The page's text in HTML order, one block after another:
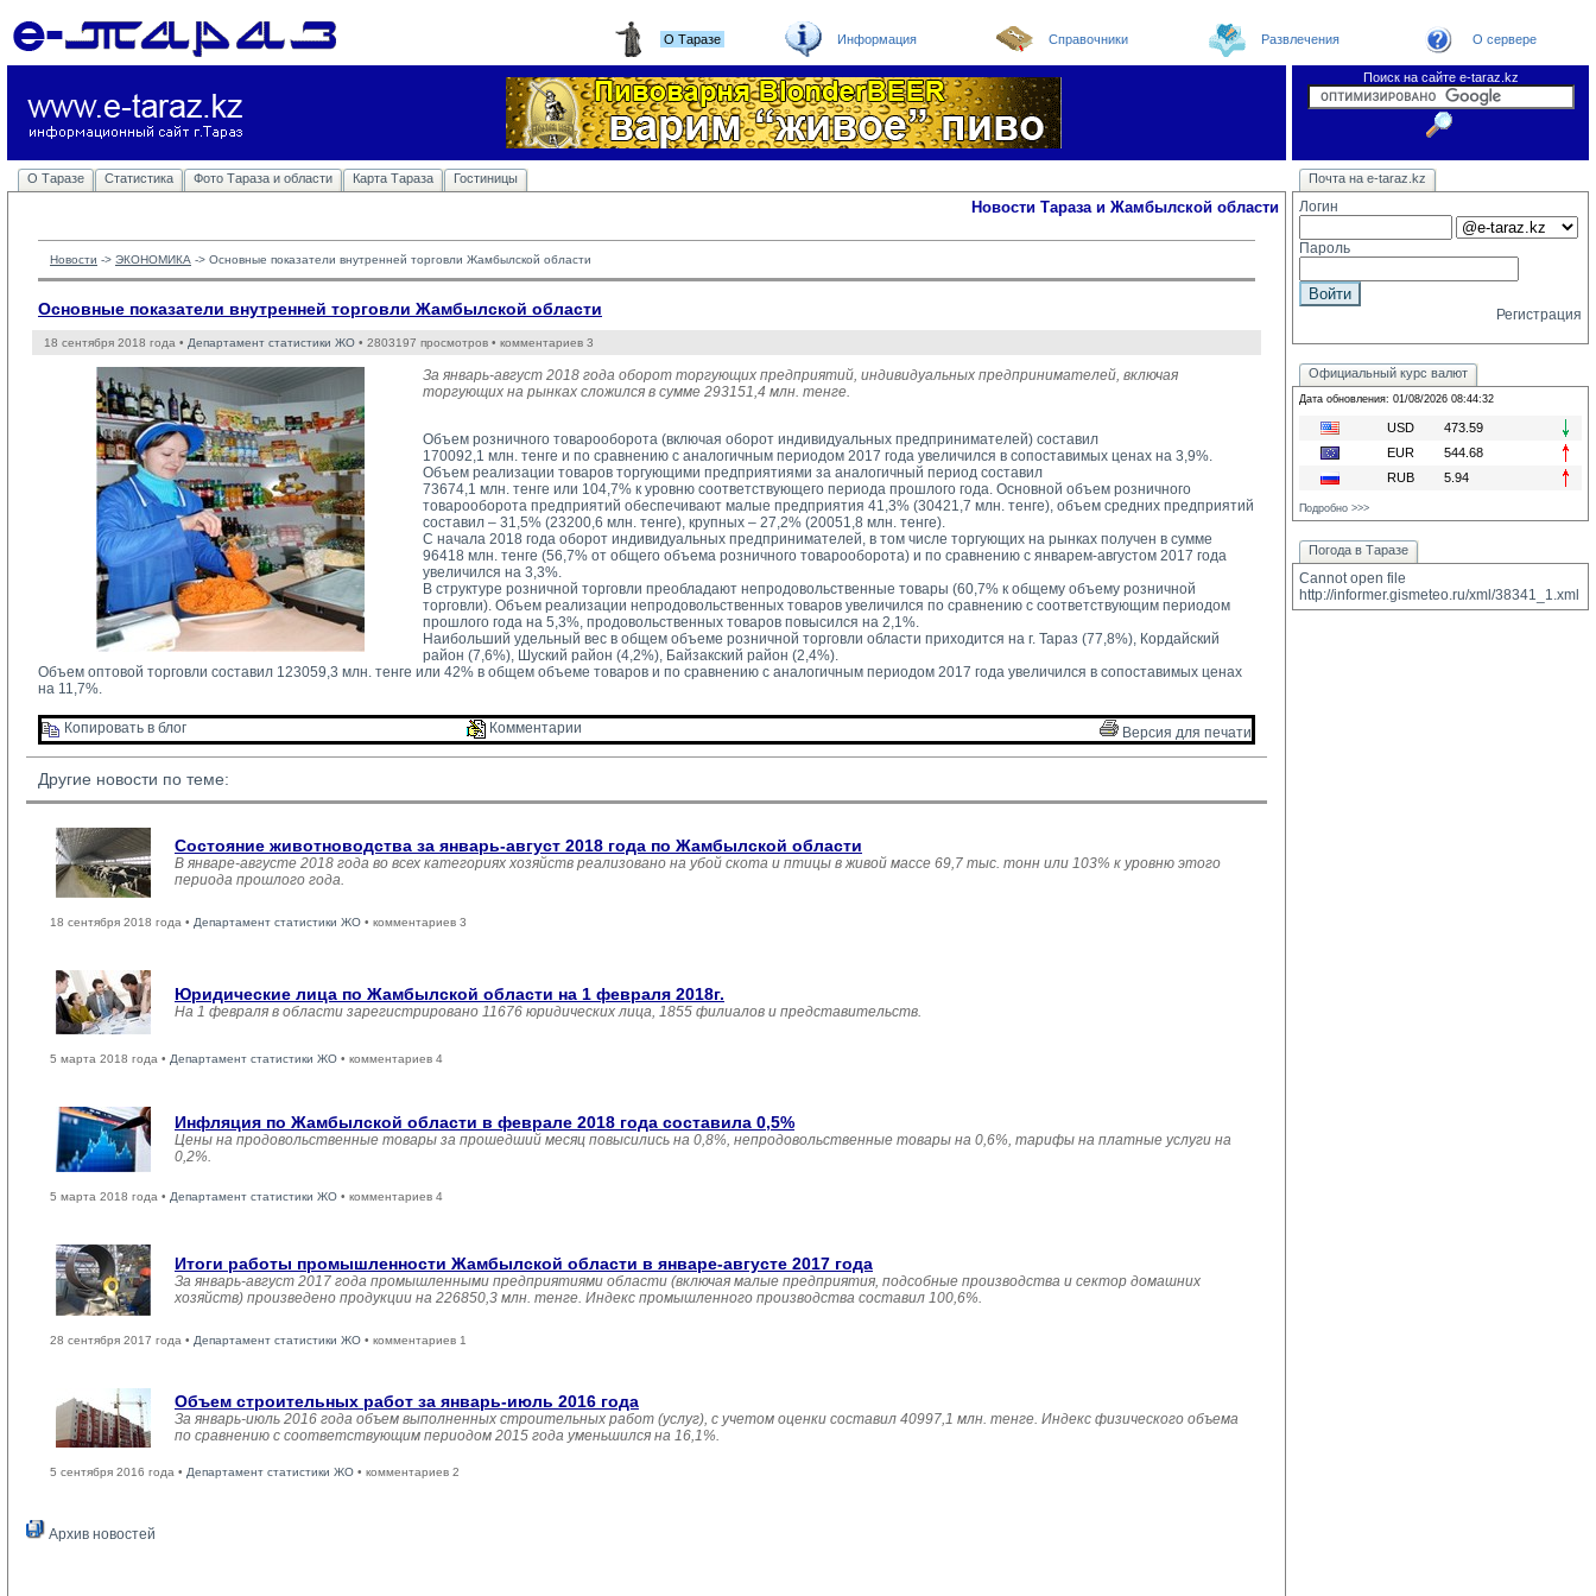
О Таразе Информация Справочники Развлечения О сервере
Поиск на сайте e-taraz.kz
О Таразе Статистика Фото Тараза и области Карта Тараза Гостиницы Новости Погода в Таразе
Телефоный справочник
Видеоконференция
Новости e-taraz
Новости Тараза и Жамбылской области
Новости -> ЭКОНОМИКА -> Основные показатели внутренней торговли Жамбылской области
Основные показатели внутренней торговли Жамбылской области
18 сентября 2018 года • Департамент статистики ЖО • 2803197 просмотров • комментариев 3
За январь-август 2018 года оборот торгующих предприятий, индивидуальных предпринимателей, включая
торгующих на рынках сложился в сумме 293151,4 млн. тенге.
Объем розничного товарооборота (включая оборот индивидуальных предпринимателей) составил
170092,1 млн. тенге и по сравнению с аналогичным периодом 2017 года увеличился в сопоставимых ценах на 3,9%.
Объем реализации товаров торгующими предприятиями за аналогичный период составил
73674,1 млн. тенге или 104,7% к уровню соответствующего периода прошлого года. Основной объем розничного
товарооборота предприятий обеспечивают малые предприятия 41,3% (30421,7 млн. тенге), объем средних предприятий
составил – 31,5% (23200,6 млн. тенге), крупных – 27,2% (20051,8 млн. тенге).
С начала 2018 года оборот индивидуальных предпринимателей, в том числе торгующих на рынках получен в сумме
96418 млн. тенге (56,7% от общего объема розничного товарооборота) и по сравнению с январем-августом 2017 года
увеличился на 3,3%.
В структуре розничной торговли преобладают непродовольственные товары (60,7% к общему объему розничной
торговли). Объем реализации непродовольственных товаров увеличился по сравнению с соответствующим периодом
прошлого года на 5,3%, продовольственных товаров повысился на 2,1%.
Наибольший удельный вес в общем объеме розничной торговли области приходится на г. Тараз (77,8%), Кордайский
район (7,6%), Шуский район (4,2%), Байзакский район (2,4%).
Объем оптовой торговли составил 123059,3 млн. тенге или 42% в общем объеме товаров и по сравнению с аналогичным периодом 2017 года увеличился в сопоставимых ценах
на 11,7%.
Копировать в блог Комментарии Версия для печати
Другие новости по теме:
Состояние животноводства за январь-август 2018 года по Жамбылской области
В январе-августе 2018 года во всех категориях хозяйств реализовано на убой скота и птицы в живой массе 69,7 тыс. тонн или 103% к уровню этого
периода прошлого года.
18 сентября 2018 года • Департамент статистики ЖО • комментариев 3
Юридические лица по Жамбылской области на 1 февраля 2018г.
На 1 февраля в области зарегистрировано 11676 юридических лица, 1855 филиалов и представительств.
5 марта 2018 года • Департамент статистики ЖО • комментариев 4
Инфляция по Жамбылской области в феврале 2018 года составила 0,5%
Цены на продовольственные товары за прошедший месяц повысились на 0,8%, непродовольственные товары на 0,6%, тарифы на платные услуги на
0,2%.
5 марта 2018 года • Департамент статистики ЖО • комментариев 4
Итоги работы промышленности Жамбылской области в январе-августе 2017 года
За январь-август 2017 года промышленными предприятиями области (включая малые предприятия, подсобные производства и сектор домашних
хозяйств) произведено продукции на 226850,3 млн. тенге. Индекс промышленного производства составил 100,6%.
28 сентября 2017 года • Департамент статистики ЖО • комментариев 1
Объем строительных работ за январь-июль 2016 года
За январь-июль 2016 года объем выполненных строительных работ (услуг), с учетом оценки составил 40997,1 млн. тенге. Индекс физического объема
по сравнению с соответствующим периодом 2015 года уменьшился на 16,1%.
5 сентября 2016 года • Департамент статистики ЖО • комментариев 2
Архив новостей
Почта на e-taraz.kz
Логин
Пароль
Регистрация
Официальный курс валют
Дата обновления: 01/08/2026 08:44:32
USD
473.59
EUR
544.68
RUB
5.94
Подробно >>>
Погода в Таразе
Cannot open file
http://informer.gismeteo.ru/xml/38341_1.xml